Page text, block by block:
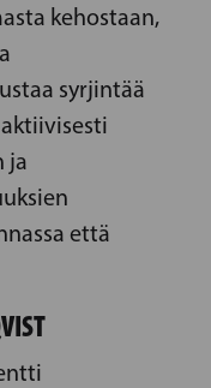
kehostaan,
syrjintää
ja
että